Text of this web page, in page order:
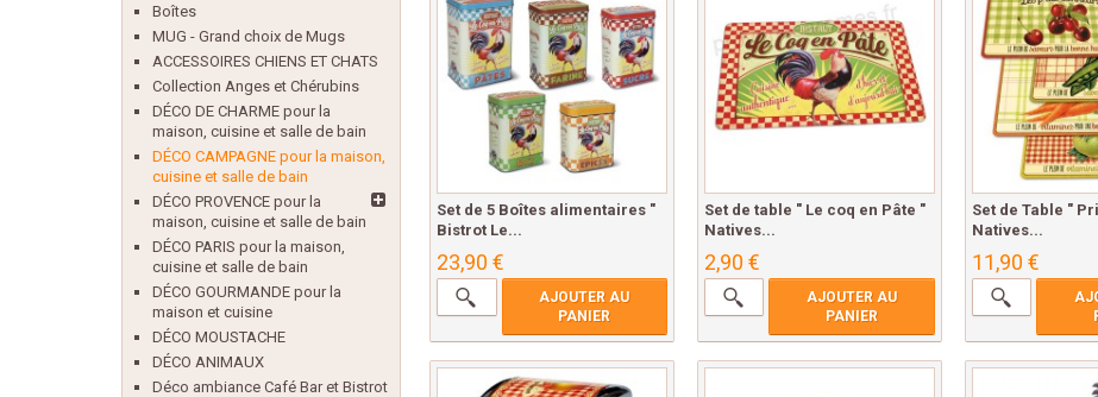
Boîtes
MUG - Grand choix de Mugs
ACCESSOIRES CHIENS ET CHATS
Collection Anges et Chérubins
DÉCO DE CHARME pour la
maison, cuisine et salle de bain
DÉCO CAMPAGNE pour la maison,
cuisine et salle de bain
DÉCO PROVENCE pour la
maison, cuisine et salle de bain
DÉCO PARIS pour la maison,
cuisine et salle de bain
DÉCO GOURMANDE pour la
maison et cuisine
DÉCO MOUSTACHE
DÉCO ANIMAUX
Déco ambiance Café Bar et Bistrot
Set de 5 Boîtes alimentaires "
Bistrot Le...
23,90 €
AJOUTER AU
PANIER
Set de table " Le coq en Pâte "
Natives...
2,90 €
AJOUTER AU
PANIER
Set de Table "
Natives...
11,90 €